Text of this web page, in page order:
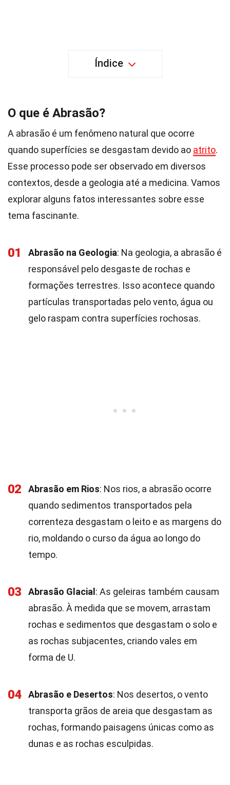
Índice
O que é Abrasão?
A abrasão é um fenômeno natural que ocorre
quando superfícies se desgastam devido ao atrito.
Esse processo pode ser observado em diversos
contextos, desde a geologia até a medicina. Vamos
explorar alguns fatos interessantes sobre esse
tema fascinante.
01 Abrasão na Geologia: Na geologia, a abrasão é
responsável pelo desgaste de rochas e
formações terrestres. Isso acontece quando
partículas transportadas pelo vento, água ou
gelo raspam contra superfícies rochosas.
02 Abrasão em Rios: Nos rios, a abrasão ocorre
quando sedimentos transportados pela
correnteza desgastam o leito e as margens do
rio, moldando o curso da água ao longo do
tempo.
03 Abrasão Glacial : As geleiras também causam
abrasão. À medida que se movem, arrastam
rochas e sedimentos que desgastam o solo e
as rochas subjacentes, criando vales em
forma de U.
04 Abrasão e Desertos: Nos desertos, o vento
transporta grãos de areia que desgastam as
rochas, formando paisagens únicas como as
dunas e as rochas esculpidas.